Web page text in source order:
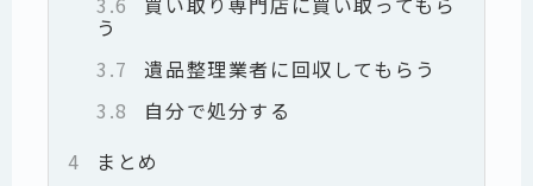
う
3.7
遺品整理業者に回収してもらう
3.8
自分で処分する
4
まとめ